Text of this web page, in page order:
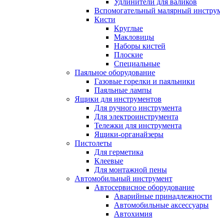
Удлинители для валиков
Вспомогательный малярный
Кисти
Круглые
Макловицы
Наборы кистей
Плоские
Специальные
Паяльное оборудование
Газовые горелки и паяльники
Паяльные лампы
Ящики для инструментов
Для ручного инструмента
Для электроинструмента
Тележки для инструмента
Ящики-органайзеры
Пистолеты
Для герметика
Клеевые
Для монтажной пены
Автомобильный инструмент
Автосервисное оборудование
Аварийные принадлежности
Автомобильные аксессуары
Автохимия